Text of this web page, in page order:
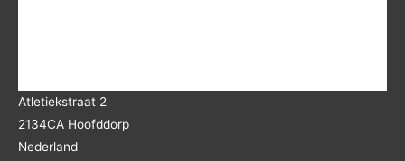
Atletiekstraat 2
2134CA Hoofddorp
Nederland